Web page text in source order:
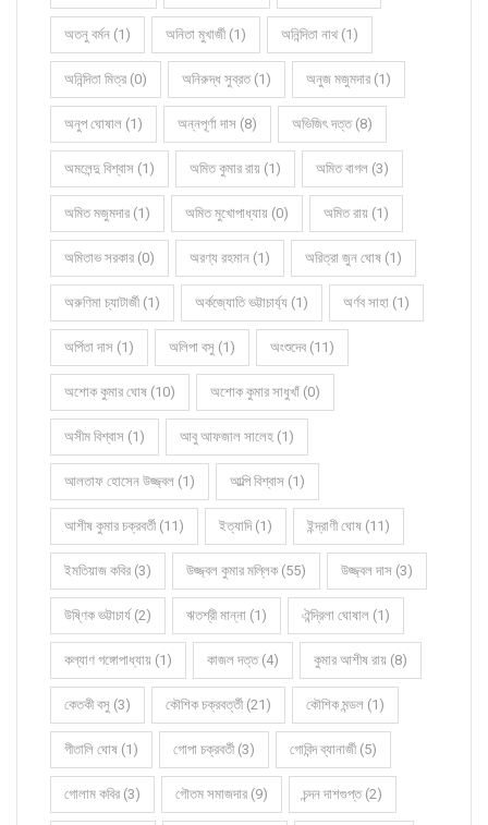
অতনু বর্মন (1) অনিতা মুখার্জী (1) অনিন্দিতা নাথ (1)
অনিন্দিতা মিত্র (0) অনিরুদ্ধ সুব্রত (1) অনুজ মজুমদার (1)
অনুপ ঘোষাল (1) অন্নপূর্ণা দাস (8) অভিজিৎ দত্ত (8)
অমলেন্দু বিশ্বাস (1) অমিত কুমার রায় (1) অমিত বাগল (3)
অমিত মজুমদার (1) অমিত মুখোপাধ্যায় (0) অমিত রায় (1)
অমিতাভ সরকার (0) অরণ্য রহমান (1) অরিত্রা জুন ঘোষ (1)
অরুণিমা চ্যাটার্জী (1) অর্কজ্যোতি ভট্টাচার্য্য (1) অর্ণব সাহা (1)
অর্পিতা দাস (1) অলিপা বসু (1) অংশুদেব (11)
অশোক কুমার ঘোষ (10) অশোক কুমার সাধুখাঁ (0)
অসীম বিশ্বাস (1) আবু আফজাল সালেহ (1)
আলতাফ হোসেন উজ্জ্বল (1) আল্পি বিশ্বাস (1)
আশীষ কুমার চক্রবর্তী (11) ইত্যাদি (1) ইন্দ্রাণী ঘোষ (11)
ইমতিয়াজ কবির (3) উজ্জ্বল কুমার মল্লিক (55) উজ্জ্বল দাস (3)
উষ্ণিক ভট্টাচার্য (2) ঋতশ্রী মান্না (1) ঐন্দ্রিলা ঘোষাল (1)
কল্যাণ গঙ্গোপাধ্যায় (1) কাজল দত্ত (4) কুমার আশীষ রায় (8)
কেতকী বসু (3) কৌশিক চক্রবর্ত্তী (21) কৌশিক মন্ডল (1)
গীতালি ঘোষ (1) গোপা চক্রবর্তী (3) গোবিন্দ ব্যানার্জী (5)
গোলাম কবির (3) গৌতম সমাজদার (9) চন্দন দাশগুপ্ত (2)